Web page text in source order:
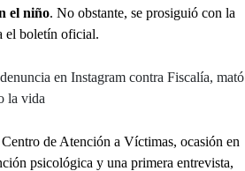
el niño. No obstante, se prosiguió con la
el boletín oficial.
en Instagram contra Fiscalía, mató
la vida
de Atención a Víctimas, ocasión en
psicológica y una primera entrevista,